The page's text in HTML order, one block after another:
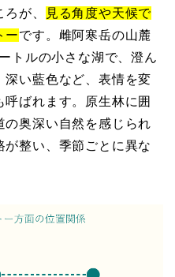
が、
見る角度や天候で
ーです。雌阿寒岳の山麓
トルの小さな湖で、澄ん
深い藍色など、表情を変
ばれます。原生林に囲
の奥深い自然を感じられ
が整い、季節ごとに異な